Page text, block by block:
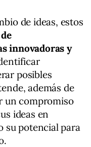
de ideas, estos
innovadoras y
posibles
además de
un compromiso
ideas en
su potencial para